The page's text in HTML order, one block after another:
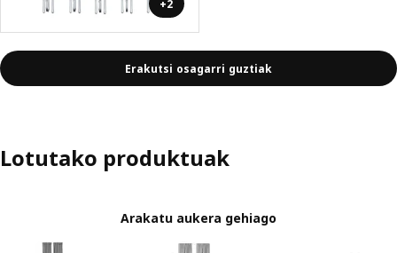
+2
Erakutsi osagarri guztiak
Lotutako produktuak
Arakatu aukera gehiago